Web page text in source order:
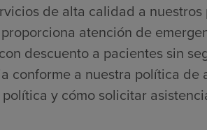
de alta calidad a nuestros
atención de
descuento a pacientes sin
conforme a nuestra política de
y cómo solicitar